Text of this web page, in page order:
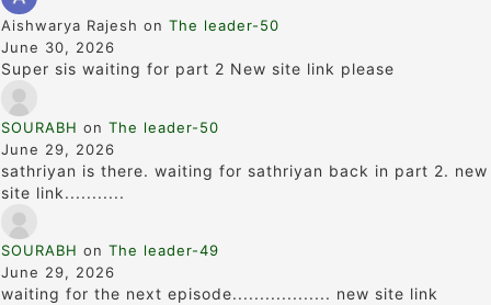
Aishwarya Rajesh on The leader-50
June 30, 2026
Super sis waiting for part 2 New site link please
SOURABH on The leader-50
June 29, 2026
sathriyan is there. waiting for sathriyan back in part 2. new
site link...........
SOURABH on The leader-49
June 29, 2026
waiting for the next episode.................. new site link